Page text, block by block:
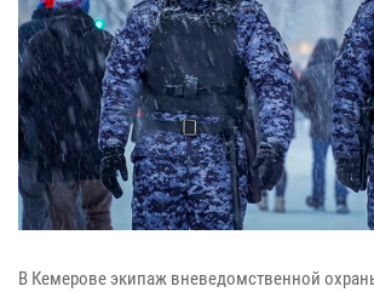
В Кемерове экипаж вневедомственной